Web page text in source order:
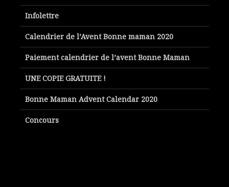
Infolettre
Calendrier de l’Avent Bonne maman 2020
Paiement calendrier de l’avent Bonne Maman
UNE COPIE GRATUITE !
Bonne Maman Advent Calendar 2020
Concours